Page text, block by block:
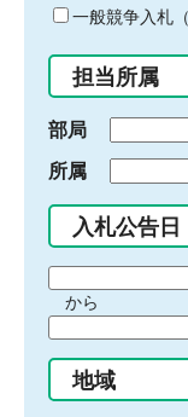
ド
入
力
一般競争入札
担当所属
部局
所属
入札公告日
間
始
り
から
間
終
地域